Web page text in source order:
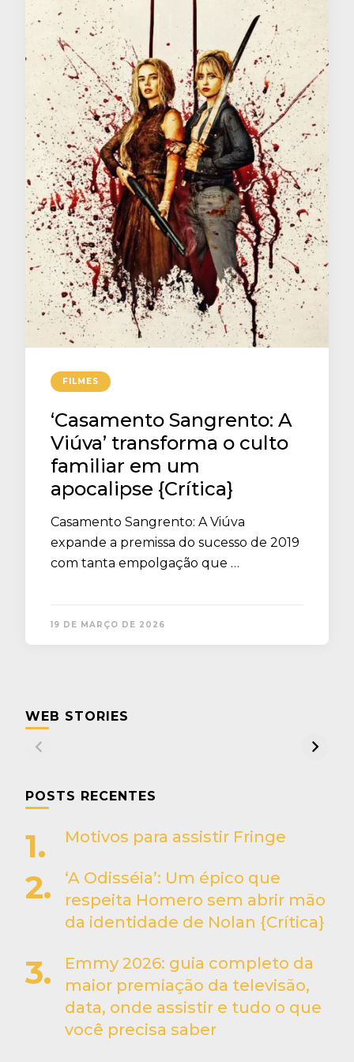
FILMES
‘Casamento Sangrento: A
Viúva’ transforma o culto
familiar em um
apocalipse {Crítica}
Casamento Sangrento: A Viúva
expande a premissa do sucesso de 2019
com tanta empolgação que …
19 DE MARÇO DE 2026
WEB STORIES
POSTS RECENTES
Motivos para assistir Fringe
‘A Odisséia’: Um épico que
respeita Homero sem abrir mão
da identidade de Nolan {Crítica}
Emmy 2026: guia completo da
maior premiação da televisão,
data, onde assistir e tudo o que
você precisa saber